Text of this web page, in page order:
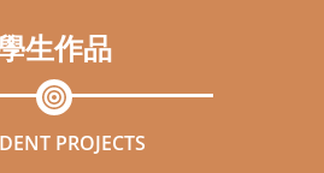
生作品
PROJECTS